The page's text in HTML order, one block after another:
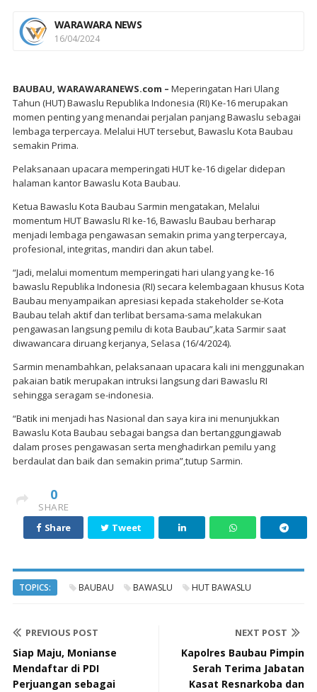
WARAWARA NEWS
16/04/2024
BAUBAU, WARAWARANEWS.com – Meperingatan Hari Ulang
Tahun (HUT) Bawaslu Republika Indonesia (RI) Ke-16 merupakan
momen penting yang menandai perjalan panjang Bawaslu sebagai
lembaga terpercaya. Melalui HUT tersebut, Bawaslu Kota Baubau
semakin Prima.
Pelaksanaan upacara memperingati HUT ke-16 digelar didepan
halaman kantor Bawaslu Kota Baubau.
Ketua Bawaslu Kota Baubau Sarmin mengatakan, Melalui
momentum HUT Bawaslu RI ke-16, Bawaslu Baubau berharap
menjadi lembaga pengawasan semakin prima yang terpercaya,
profesional, integritas, mandiri dan akun tabel.
“Jadi, melalui momentum memperingati hari ulang yang ke-16
bawaslu Republika Indonesia (RI) secara kelembagaan khusus Kota
Baubau menyampaikan apresiasi kepada stakeholder se-Kota
Baubau telah aktif dan terlibat bersama-sama melakukan
pengawasan langsung pemilu di kota Baubau”,kata Sarmir saat
diwawancara diruang kerjanya, Selasa (16/4/2024).
Sarmin menambahkan, pelaksanaan upacara kali ini menggunakan
pakaian batik merupakan intruksi langsung dari Bawaslu RI
sehingga seragam se-indonesia.
“Batik ini menjadi has Nasional dan saya kira ini menunjukkan
Bawaslu Kota Baubau sebagai bangsa dan bertanggungjawab
dalam proses pengawasan serta menghadirkan pemilu yang
berdaulat dan baik dan semakin prima”,tutup Sarmin.
0
SHARE
Share
Tweet
TOPICS: BAUBAU BAWASLU HUT BAWASLU
PREVIOUS POST
Siap Maju, Monianse
Mendaftar di PDI
Perjuangan sebagai
NEXT POST
Kapolres Baubau Pimpin
Serah Terima Jabatan
Kasat Resnarkoba dan